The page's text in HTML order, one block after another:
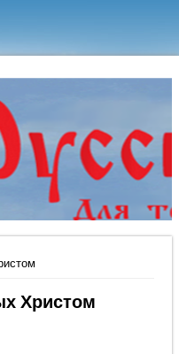
Христом